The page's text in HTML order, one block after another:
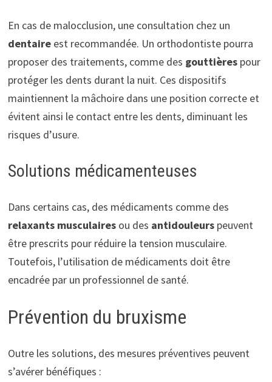
En cas de malocclusion, une consultation chez un
dentaireest recommandée. Un orthodontiste pourra
proposer des traitements, comme des gouttièrespour
protéger les dents durant la nuit. Ces dispositifs
maintiennent la mâchoire dans une position correcte et
évitent ainsi le contact entre les dents, diminuant les
risques d’usure.
Solutions médicamenteuses
Dans certains cas, des médicaments comme des
relaxants musculairesou des antidouleurspeuvent
être prescrits pour réduire la tension musculaire.
Toutefois, l’utilisation de médicaments doit être
encadrée par un professionnel de santé.
Prévention du bruxisme
Outre les solutions, des mesures préventives peuvent
s’avérer bénéfiques :